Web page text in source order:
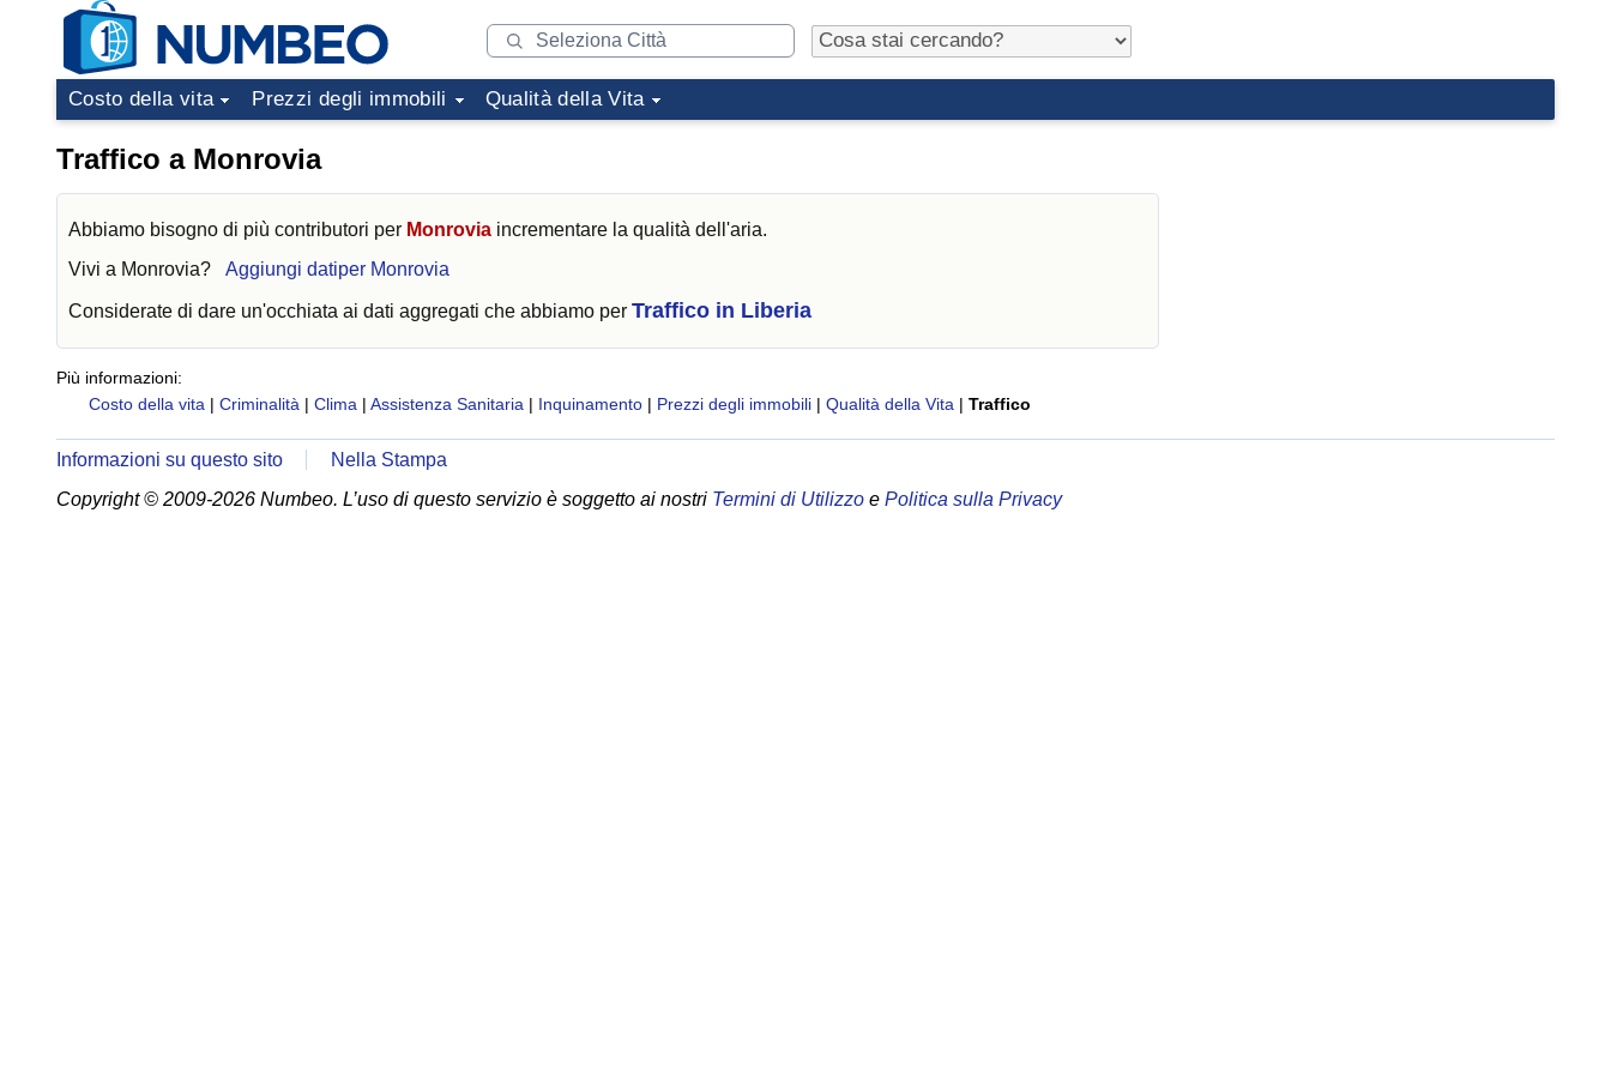
Costo della vita Prezzi degli immobili Qualità della Vita
Traffico a Monrovia
Abbiamo bisogno di più contributori per Monrovia incrementare la qualità dell'aria.
Vivi a Monrovia? Aggiungi datiper Monrovia
Considerate di dare un'occhiata ai dati aggregati che abbiamo per Traffico in Liberia
Più informazioni:
Costo della vita | Criminalità | Clima | Assistenza Sanitaria | Inquinamento | Prezzi degli immobili | Qualità della Vita | Traffico
Informazioni su questo sito
Nella Stampa
Copyright © 2009-2026 Numbeo. L’uso di questo servizio è soggetto ai nostri Termini di Utilizzo e Politica sulla Privacy